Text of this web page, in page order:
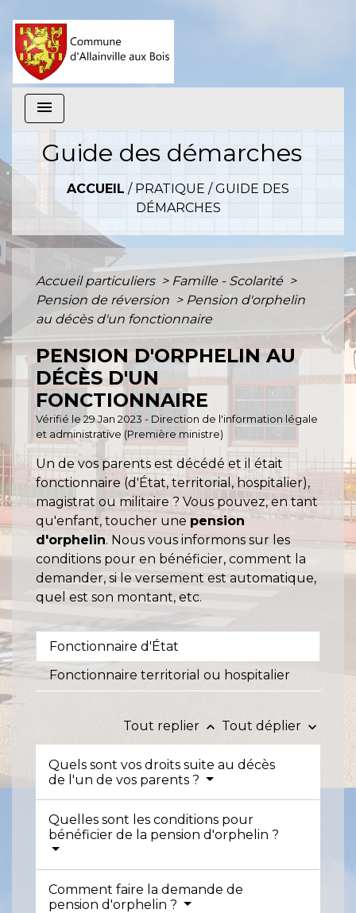
menu
Guide des démarches
ACCUEIL / PRATIQUE /GUIDE DES
DÉMARCHES
Accueil particuliers > Famille - Scolarité >
Pension de réversion > Pension d'orphelin
au décès d'un fonctionnaire
PENSION D'ORPHELIN AU
DÉCÈS D'UN
FONCTIONNAIRE
Vérifié le 29 Jan 2023 - Direction de l'information légale
et administrative (Première ministre)
Un de vos parents est décédé et il était
fonctionnaire (d'État, territorial, hospitalier),
magistrat ou militaire ? Vous pouvez, en tant
qu'enfant, toucher une pension
d'orphelin. Nous vous informons sur les
conditions pour en bénéficier, comment la
demander, si le versement est automatique,
quel est son montant, etc.
Fonctionnaire d'État
Fonctionnaire territorial ou hospitalier
Tout replier keyboard_arrow_up Tout déplier keyboard_arrow_down
Quels sont vos droits suite au décès
de l'un de vos parents ?
Quelles sont les conditions pour
bénéficier de la pension d'orphelin ?
Comment faire la demande de
pension d'orphelin ?